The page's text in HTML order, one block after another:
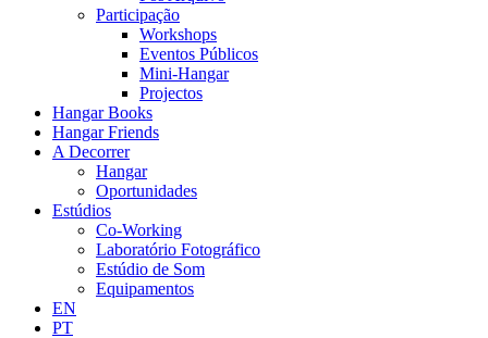
Participação
Workshops
Eventos Públicos
Mini-Hangar
Projectos
Hangar Books
Hangar Friends
A Decorrer
Hangar
Oportunidades
Estúdios
Co-Working
Laboratório Fotográfico
Estúdio de Som
Equipamentos
EN
PT